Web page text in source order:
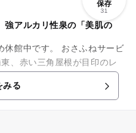
保存
31
アルカリ性泉の「美肌の
おさふねサービ
、赤い三角屋根が目印のレ
無料駐車場は150台、大型駐
みる